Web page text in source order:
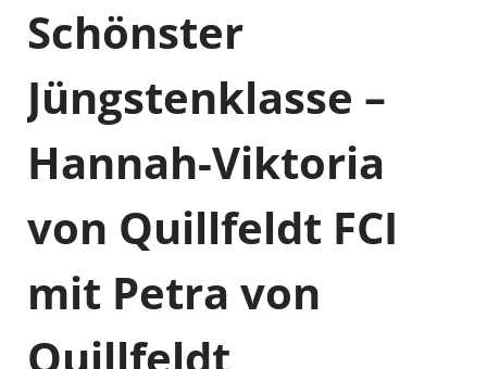
Schönster
Jüngstenklasse –
Hannah-Viktoria
von Quillfeldt FCI
mit Petra von